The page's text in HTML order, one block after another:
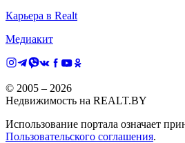
Карьера в Realt
Медиакит
© 2005 – 2026
Недвижимость на REALT.BY
Использование портала означает
Пользовательского соглашения.